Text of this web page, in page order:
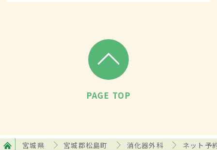
PAGE TOP
宮城県 宮城郡松島町 消化器外科 ネット予